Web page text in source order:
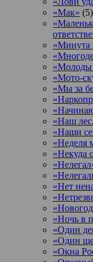
«Мак» (5)
«Минута
«Мото-
«Мы за
«Наш
«Наши
«Неделя
«Некуда
«Нет
«Ночь в
«Один
«Один
«Окна